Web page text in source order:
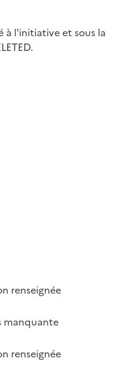
à l'initiative et sous la
renseignée
manquante
renseignée